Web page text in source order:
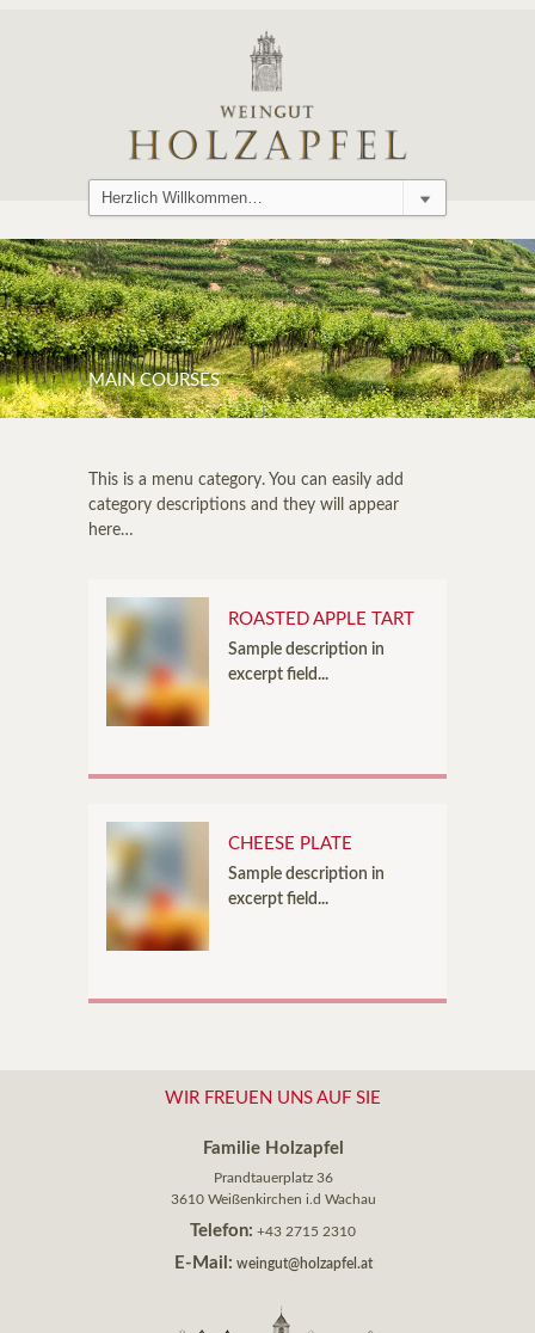
MAIN COURSES
This is a menu category. You can easily add
category descriptions and they will appear
here…
ROASTED APPLE TART
Sample description in
excerpt field...
CHEESE PLATE
Sample description in
excerpt field...
WIR FREUEN UNS AUF SIE
Familie Holzapfel
Prandtauerplatz 36
3610 Weißenkirchen i.d Wachau
Telefon: +43 2715 2310
E-Mail: weingut@holzapfel.at